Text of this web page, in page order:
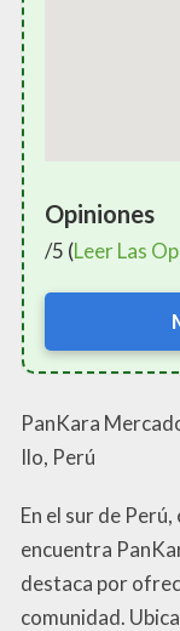
Opiniones
/5 (Leer Las
PanKara
Ilo, Perú
En el sur de
encuentra
destaca por
comunidad.